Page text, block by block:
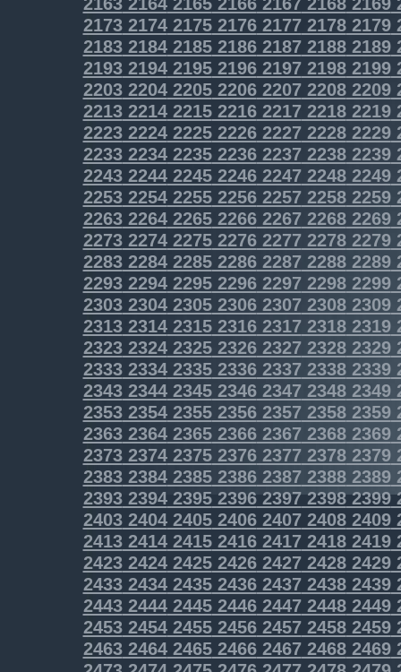
2173217421752176217721782179
2183218421852186218721882189
2193219421952196219721982199
2203220422052206220722082209
2213221422152216221722182219
2223222422252226222722282229
2233223422352236223722382239
2243224422452246224722482249
2253225422552256225722582259
22632264226522662267 22682269
2273227422752276227722782279
22832284228522862287 22882289
22932294229522962297 22982299
23032304230523062307 23082309
2313231423152316231723182319
23232324232523262327 23282329
23332334233523362337 23382339
23432344234523462347 23482349
23532354235523562357 23582359
23632364236523662367 23682369
23732374237523762377 23782379
23832384238523862387 23882389
2393239423952396239723982399
2403240424052406240724082409
2413241424152416241724182419
2423242424252426242724282429
2433243424352436243724382439
2443244424452446244724482449
2453245424552456245724582459
2463246424652466246724682469